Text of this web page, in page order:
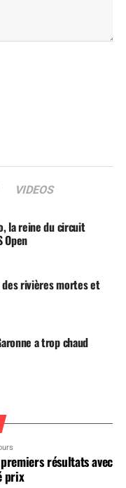
VIDEOS
la reine du circuit
Open
des rivières mortes et
a trop chaud
résultats avec
prix